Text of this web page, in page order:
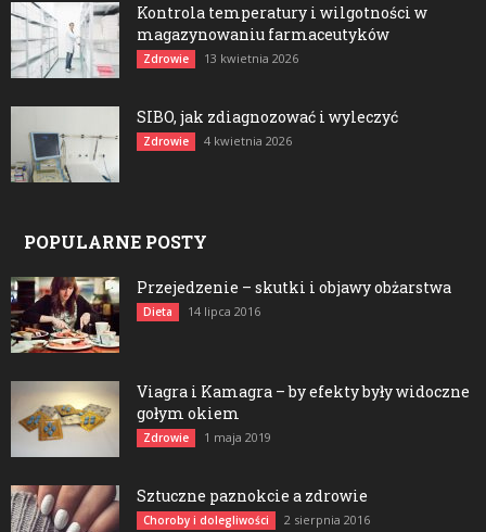
Kontrola temperatury i wilgotności w
magazynowaniu farmaceutyków
Zdrowie 13 kwietnia 2026
SIBO, jak zdiagnozować i wyleczyć
Zdrowie 4 kwietnia 2026
POPULARNE POSTY
Przejedzenie – skutki i objawy obżarstwa
Dieta 14 lipca 2016
Viagra i Kamagra – by efekty były widoczne
gołym okiem
Zdrowie 1 maja 2019
Sztuczne paznokcie a zdrowie
Choroby i dolegliwości 2 sierpnia 2016